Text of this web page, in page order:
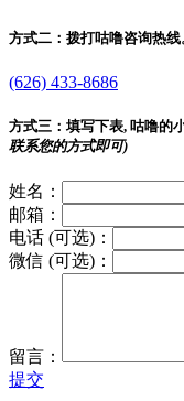
方式二： 拨打咕噜咨询热线
(626) 433-8686
方式三： 填写下表, 咕噜的
联系您的方式即可)
姓名：
邮箱：
电话 (可选)：
微信 (可选)：
留言：
提交